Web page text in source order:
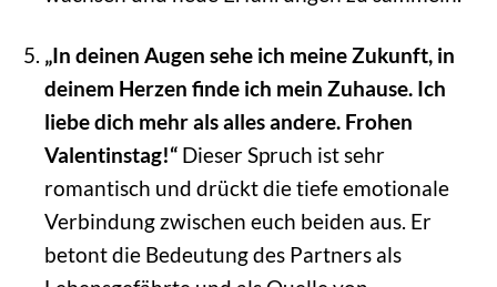
„In deinen Augen sehe ich meine Zukunft, in
deinem Herzen finde ich mein Zuhause. Ich
liebe dich mehr als alles andere. Frohen
Valentinstag!“Dieser Spruch ist sehr
romantisch und drückt die tiefe emotionale
Verbindung zwischen euch beiden aus. Er
betont die Bedeutung des Partners als